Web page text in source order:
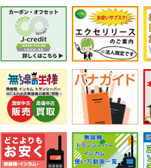
選択条件をリセット